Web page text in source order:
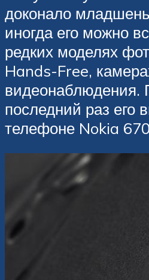
доконало
иногда его можно
редких моделях
Hands-Free,
видеонаблюдения.
последний раз его
телефоне Nokia